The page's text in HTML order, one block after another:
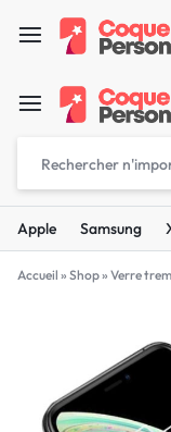
Apple Samsung
Accueil » Shop» Verre